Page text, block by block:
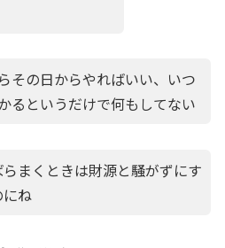
その日からやればいい、いつ
るというだけで何もしてない
まくときは財源と騒がずにす
ね